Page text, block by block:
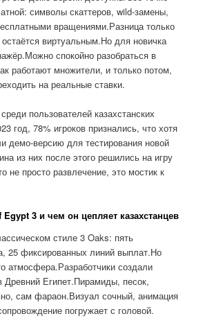
символы скаттеров, wild-замены,
вращениями.Разница только
виртуальным.Но для новичка
спокойно разобраться в
работают множители, и только потом,
на реальные ставки.
пользователей казахстанских
год, 78% игроков признались, что хотя
демо-версию для тестирования новой
из них после этого решились на игру
не просто развлечение, это мостик к
3 и чем он цепляет казахстанцев
стиле 3 Oaks: пять
25 фиксированных линий выплат.Но
атмосфера.Разработчики создали
Древний Египет.Пирамиды, песок,
сам фараон.Визуал сочный, анимация
погружает с головой.